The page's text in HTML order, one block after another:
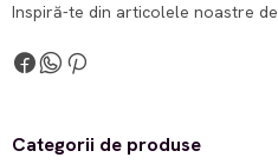
Inspiră-te din articolele noastre de
Categorii de produse